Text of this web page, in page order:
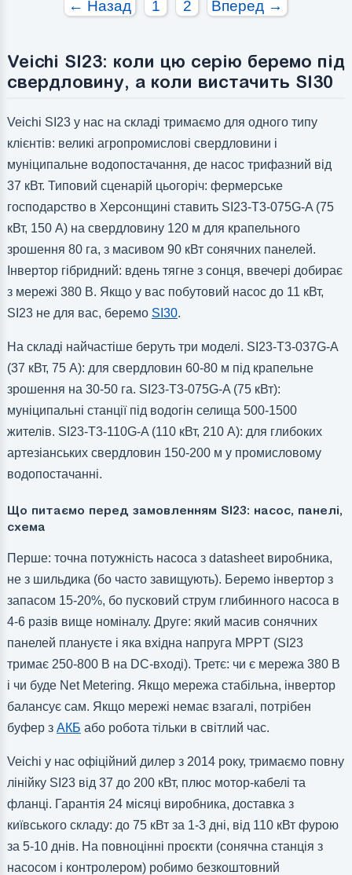
← Назад 1 2 Вперед →
Veichi SI23: коли цю серію беремо під
свердловину, а коли вистачить SI30
Veichi SI23 у нас на складі тримаємо для одного типу
клієнтів: великі агропромислові свердловини і
муніципальне водопостачання, де насос трифазний від
37 кВт. Типовий сценарій цьогоріч: фермерське
господарство в Херсонщині ставить SI23-T3-075G-A (75
кВт, 150 А) на свердловину 120 м для крапельного
зрошення 80 га, з масивом 90 кВт сонячних панелей.
Інвертор гібридний: вдень тягне з сонця, ввечері добирає
з мережі 380 В. Якщо у вас побутовий насос до 11 кВт,
SI23 не для вас, беремо SI30.
На складі найчастіше беруть три моделі. SI23-T3-037G-A
(37 кВт, 75 А): для свердловин 60-80 м під крапельне
зрошення на 30-50 га. SI23-T3-075G-A (75 кВт):
муніципальні станції під водогін селища 500-1500
жителів. SI23-T3-110G-A (110 кВт, 210 А): для глибоких
артезіанських свердловин 150-200 м у промисловому
водопостачанні.
Що питаємо перед замовленням SI23: насос, панелі,
схема
Перше: точна потужність насоса з datasheet виробника,
не з шильдика (бо часто завищують). Беремо інвертор з
запасом 15-20%, бо пусковий струм глибинного насоса в
4-6 разів вище номіналу. Друге: який масив сонячних
панелей плануєте і яка вхідна напруга MPPT (SI23
тримає 250-800 В на DC-вході). Третє: чи є мережа 380 В
і чи буде Net Metering. Якщо мережа стабільна, інвертор
балансує сам. Якщо мережі немає взагалі, потрібен
буфер з АКБ або робота тільки в світлий час.
Veichi у нас офіційний дилер з 2014 року, тримаємо повну
лінійку SI23 від 37 до 200 кВт, плюс мотор-кабелі та
фланці. Гарантія 24 місяці виробника, доставка з
київського складу: до 75 кВт за 1-3 дні, від 110 кВт фурою
за 5-10 днів. На повноцінні проєкти (сонячна станція з
насосом і контролером) робимо безкоштовний